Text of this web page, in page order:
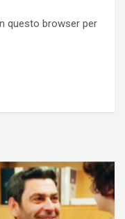
questo browser per